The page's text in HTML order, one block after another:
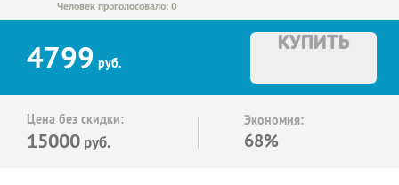
Человек проголосовало: 0
4799 руб.
КУПИТЬ
Цена без скидки:
15000 руб.
Экономия:
68%